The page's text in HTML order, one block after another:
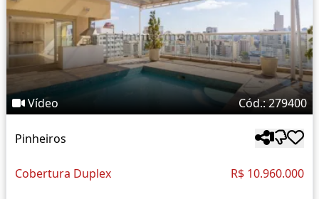
Vídeo Cód.: 279400
Pinheiros
Cobertura Duplex R$ 10.960.000